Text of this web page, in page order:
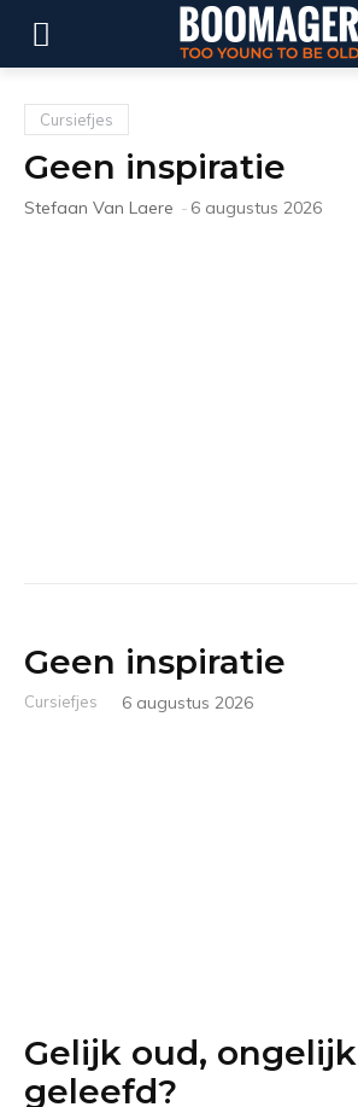
Cursiefjes
Geen inspiratie
Stefaan Van Laere - 6 augustus 2026
Geen inspiratie
Cursiefjes 6 augustus 2026
Gelijk oud, ongelijk
geleefd?